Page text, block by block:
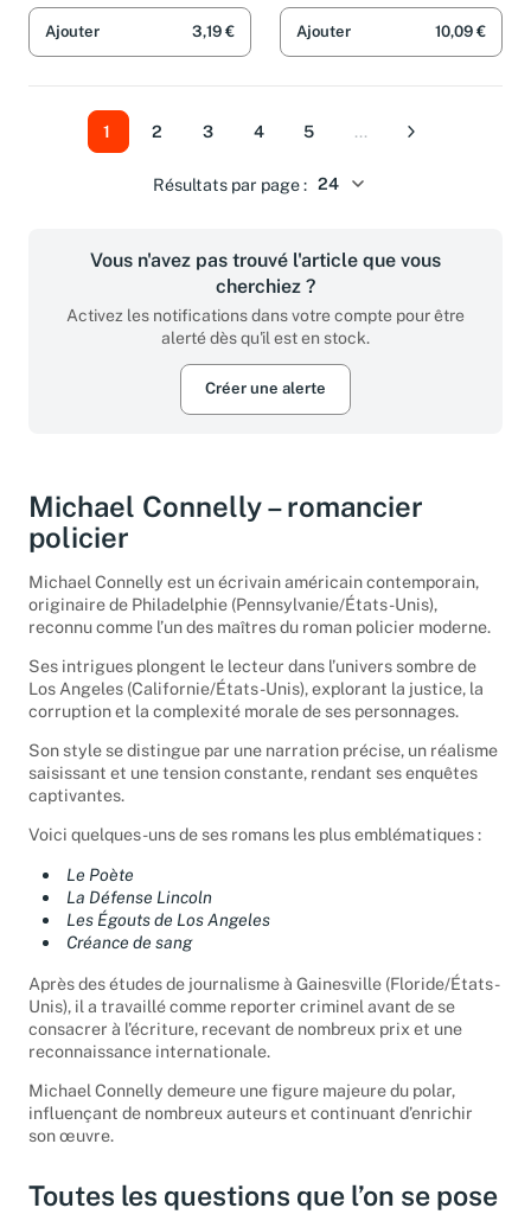
Ajouter 3,19 € Ajouter 10,09 €
Résultats par page :
1 2 3 4 5 ... Suivant
Vous n'avez pas trouvé l'article que vous
cherchiez ?
Activez les notifications dans votre compte pour être
alerté dès qu'il est en stock.
Créer une alerte
Michael Connelly – romancier
policier
Michael Connelly est un écrivain américain contemporain,
originaire de Philadelphie (Pennsylvanie/États-Unis),
reconnu comme l’un des maîtres du roman policier moderne.
Ses intrigues plongent le lecteur dans l’univers sombre de
Los Angeles (Californie/États-Unis), explorant la justice, la
corruption et la complexité morale de ses personnages.
Son style se distingue par une narration précise, un réalisme
saisissant et une tension constante, rendant ses enquêtes
captivantes.
Voici quelques-uns de ses romans les plus emblématiques :
Le Poète
La Défense Lincoln
Les Égouts de Los Angeles
Créance de sang
Après des études de journalisme à Gainesville (Floride/États-
Unis), il a travaillé comme reporter criminel avant de se
consacrer à l’écriture, recevant de nombreux prix et une
reconnaissance internationale.
Michael Connelly demeure une figure majeure du polar,
influençant de nombreux auteurs et continuant d’enrichir
son œuvre.
Toutes les questions que l’on se pose